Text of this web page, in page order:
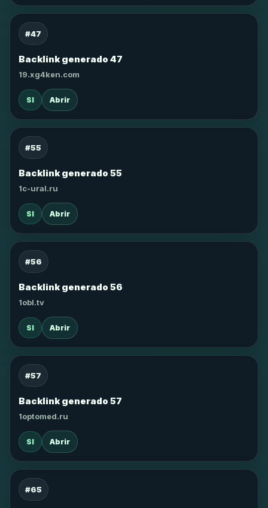
#47
Backlink generado 47
19.xg4ken.com
SI Abrir
#55
Backlink generado 55
1c-ural.ru
SI Abrir
#56
Backlink generado 56
1obl.tv
SI Abrir
#57
Backlink generado 57
1optomed.ru
SI Abrir
#65